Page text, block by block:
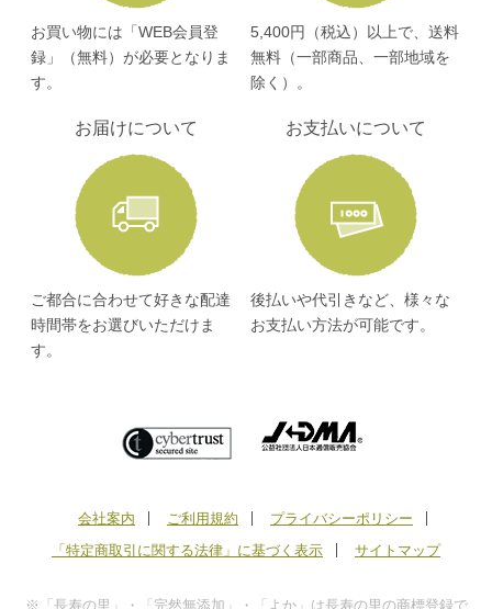
お買い物には「WEB会員登
録」（無料）が必要となりま
す。
5,400円（税込）以上で、送料
無料（一部商品、一部地域を
除く）。
お届けについて
ご都合に合わせて好きな配達
時間帯をお選びいただけま
す。
お支払いについて
後払いや代引きなど、様々な
お支払い方法が可能です。
会社案内 ご利用規約
プライバシーポリシー
「特定商取引に関する法律」に基づく表示
サイトマップ
※「長寿の里」・「完然無添加」・「よか」は長寿の里の商標登録で